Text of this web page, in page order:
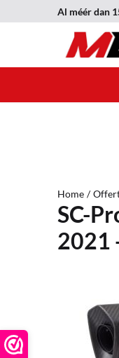
Cookievoorkeuren zijn
Al méér dan
Home /
SC-
2021